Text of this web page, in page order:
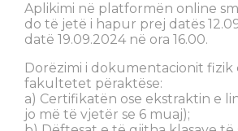
Aplikimi në platformën online
do të jetë i hapur prej datës
datë 19.09.2024 në ora 16.00.
Dorëzimi i dokumentacionit
fakultetet përaktëse:
a) Certifikatën ose ekstraktin e
jo më të vjetër se 6 muaj);